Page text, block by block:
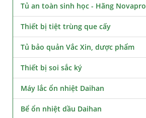
Tủ an toàn sinh học - Hãng Novapro
Thiết bị tiệt trùng que cấy
Tủ bảo quản Vắc Xin, dược phẩm
Thiết bị soi sắc ký
Máy lắc ổn nhiệt Daihan
Bể ổn nhiệt dầu Daihan